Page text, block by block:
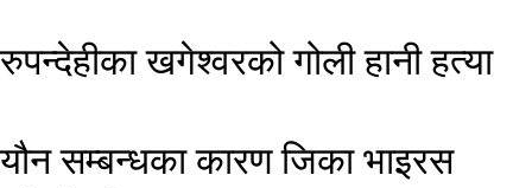
​रुपन्देहीका खगेश्वरको गोली हानी हत्या
​यौन सम्बन्धका कारण जिका भाइरस